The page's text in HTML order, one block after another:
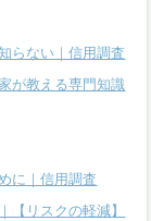
らない｜信用調査
が教える専門知識
に｜信用調査
【リスクの軽減】